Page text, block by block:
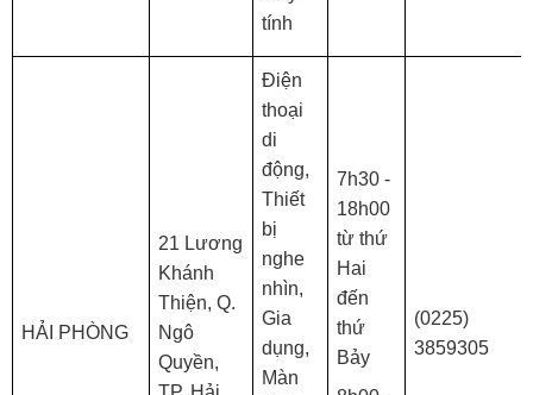
tính
HẢI PHÒNG
21 Lương
Khánh
Thiện, Q.
Ngô
Quyền,
Điện
thoại
di
động,
Thiết
bị
nghe
nhìn,
Gia
dụng,
Màn
7h30 -
18h00
từ thứ
Hai
đến
thứ
Bảy
(0225)
3859305